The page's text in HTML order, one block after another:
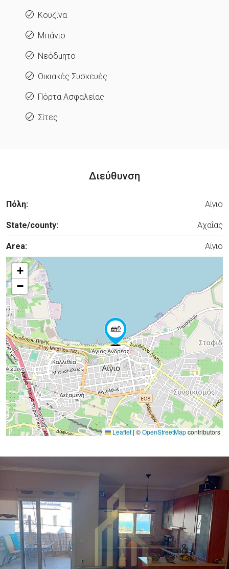
Κουζίνα
Μπάνιο
Νεόδμητο
Οικιακές Συσκευές
Πόρτα Ασφαλείας
Σίτες
Διεύθυνση
Πόλη: Αίγιο
State/county: Αχαΐας
Area: Αίγιο
+
−
Leaflet | ©OpenStreetMapcontributors